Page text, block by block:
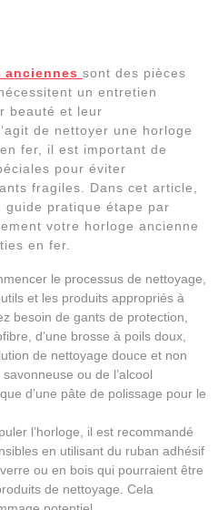
anciennes sont des pièces
un entretien
beauté et leur
de nettoyer une horloge
fer, il est important de
pour éviter
fragiles. Dans cet article,
guide pratique étape par
votre horloge ancienne
en fer.
le processus de nettoyage,
et les produits appropriés à
besoin de gants de protection,
d’une brosse à poils doux,
de nettoyage douce et non
ou de l’alcool
d’une pâte de polissage pour le
l’horloge, il est recommandé
en utilisant du ruban adhésif
ou en bois qui pourraient être
de nettoyage. Cela